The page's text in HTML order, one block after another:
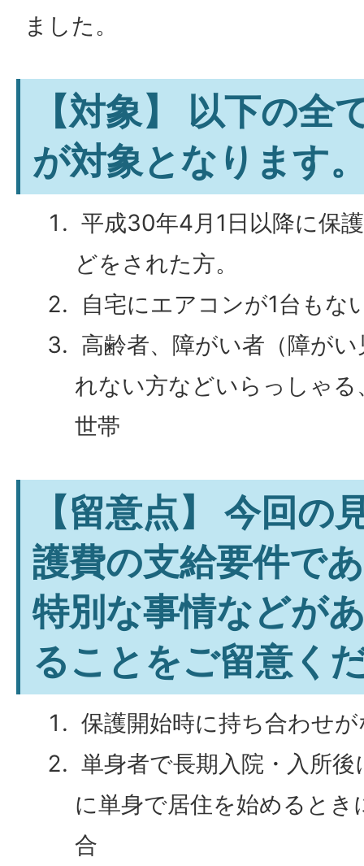
ました。
【対象】 以下の全
が対象となります
平成30年4月1日以降に保
どをされた方。
自宅にエアコンが1台もな
高齢者、障がい者（障が
れない方などいらっしゃ
世帯
【留意点】 今回の
護費の支給要件で
特別な事情などが
ることをご留意く
保護開始時に持ち合わせ
単身者で長期入院・入所
に単身で居住を始めると
合